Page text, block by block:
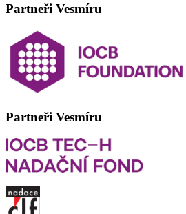
Partneři Vesmíru
Partneři Vesmíru